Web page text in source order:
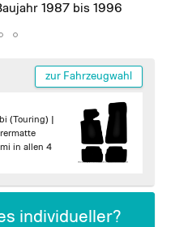
1987 bis 1996
zur Fahrzeugwahl
(Touring) |
in allen 4
individueller?